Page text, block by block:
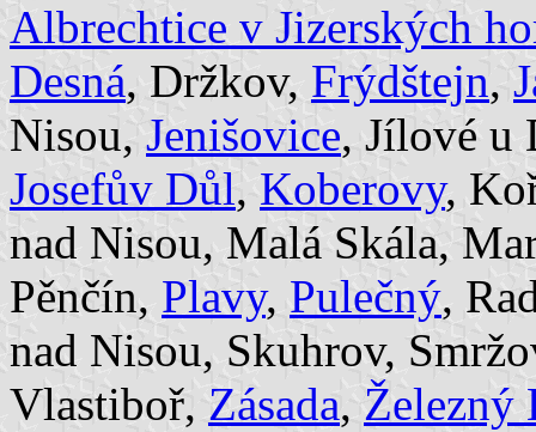
Albrechtice v Jizerských
Desná, Držkov, Frýdštejn,
Nisou, Jenišovice, Jílové u
Josefův Důl, Koberovy,
nad Nisou, Malá Skála,
Pěnčín, Plavy, Pulečný,
nad Nisou, Skuhrov,
Vlastiboř, Zásada, Železný